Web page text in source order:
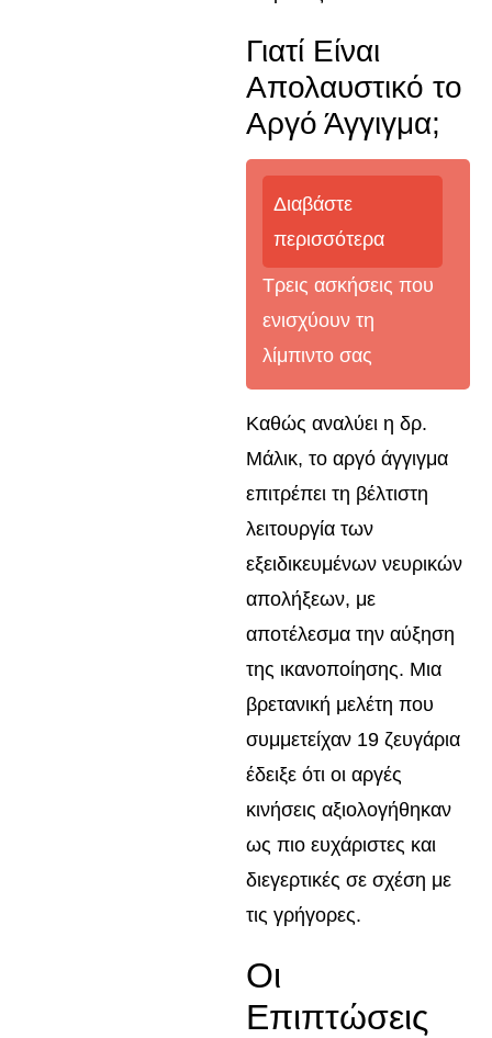
Γιατί Είναι
Απολαυστικό το
Αργό Άγγιγμα;
Διαβάστε
περισσότερα
Τρεις ασκήσεις που
ενισχύουν τη
λίμπιντο σας
Καθώς αναλύει η δρ.
Μάλικ, το αργό άγγιγμα
επιτρέπει τη βέλτιστη
λειτουργία των
εξειδικευμένων νευρικών
απολήξεων, με
αποτέλεσμα την αύξηση
της ικανοποίησης. Μια
βρετανική μελέτη που
συμμετείχαν 19 ζευγάρια
έδειξε ότι οι αργές
κινήσεις αξιολογήθηκαν
ως πιο ευχάριστες και
διεγερτικές σε σχέση με
τις γρήγορες.
Οι
Επιπτώσεις